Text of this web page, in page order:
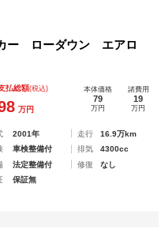
ー ローダウン エアロ
払総額(税込)
万円
本体価格
79
万円
諸費用
19
万円
2001年 走行
16.9万km
車検整備付 排気
4300cc
法定整備付 修復
なし
保証無